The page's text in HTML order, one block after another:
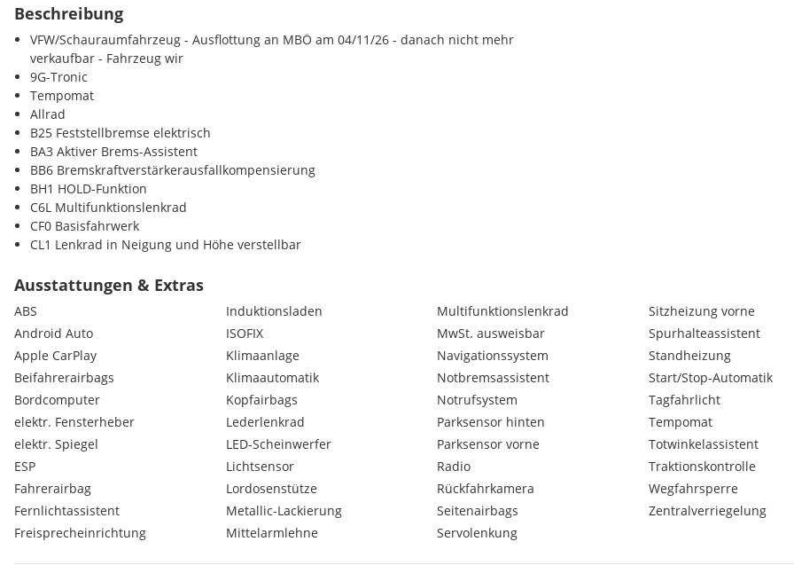
Beschreibung
VFW/Schauraumfahrzeug - Ausflottung an MBÖ am 04/11/26 - danach nicht mehr
verkaufbar - Fahrzeug wir
9G-Tronic
Tempomat
Allrad
B25 Feststellbremse elektrisch
BA3 Aktiver Brems-Assistent
BB6 Bremskraftverstärkerausfallkompensierung
BH1 HOLD-Funktion
C6L Multifunktionslenkrad
CF0 Basisfahrwerk
CL1 Lenkrad in Neigung und Höhe verstellbar
CM2 Stossfänger und Anbauteile in Wagenfarbe lackiert
CU4 Aerodynamik-Paket
E07 Berganfahrhilfe
E1D Digitales Radio (DAB)
E1E Digitales Extra: Festplatten-Navigation
E4S Digitales Extra: Smartphone Integration
E57 Elektrik für Anhängersteckdose
E7M MBUX Multimediasystem
ED4 Vliesbatterie 12 V 92 Ah
EI0 Kabelloses Ladesystem für mobile Endgeräte
EL9 2-Wege-Lautsprecher vorn und hinten
ES2 Steckdose 12 V Kofferraum / Laderaum
ES3 Steckdosen 12V für Sitzreihen Fond rechts u. links
EY2 Digitales Extra: Live Traffic Information
EY5 Mercedes-Benz Notrufsystem
EY6 Pannenmanagement
Ausstattungen & Extras
ABS
Android Auto
Apple CarPlay
Beifahrerairbags
Bordcomputer
elektr. Fensterheber
elektr. Spiegel
ESP
Fahrerairbag
Fernlichtassistent
Freisprecheinrichtung
Induktionsladen
ISOFIX
Klimaanlage
Klimaautomatik
Kopfairbags
Lederlenkrad
LED-Scheinwerfer
Lichtsensor
Lordosenstütze
Metallic-Lackierung
Mittelarmlehne
Multifunktionslenkrad
MwSt. ausweisbar
Navigationssystem
Notbremsassistent
Notrufsystem
Parksensor hinten
Parksensor vorne
Radio
Rückfahrkamera
Seitenairbags
Servolenkung
Sitzheizung vorne
Spurhalteassistent
Standheizung
Start/Stop-Automatik
Tagfahrlicht
Tempomat
Totwinkelassistent
Traktionskontrolle
Wegfahrsperre
Zentralverriegelung